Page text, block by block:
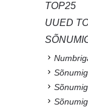
TOP25
UUED